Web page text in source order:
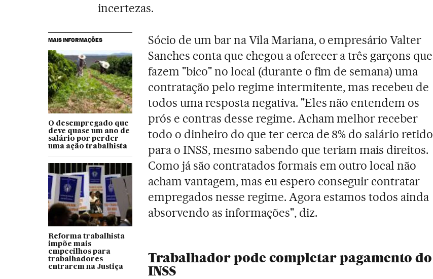
incertezas.
MAIS INFORMAÇÕES
O desempregado que
deve quase um ano de
salário por perder
uma ação trabalhista
Reforma trabalhista
impõe mais
empecilhos para
trabalhadores
entrarem na Justiça
Sócio de um bar na Vila Mariana, o empresário Valter
Sanches conta que chegou a oferecer a três garçons que
fazem "bico" no local (durante o fim de semana) uma
contratação pelo regime intermitente, mas recebeu de
todos uma resposta negativa. "Eles não entendem os
prós e contras desse regime. Acham melhor receber
todo o dinheiro do que ter cerca de 8% do salário retido
para o INSS, mesmo sabendo que teriam mais direitos.
Como já são contratados formais em outro local não
acham vantagem, mas eu espero conseguir contratar
empregados nesse regime. Agora estamos todos ainda
absorvendo as informações", diz.
Trabalhador pode completar pagamento do
INSS